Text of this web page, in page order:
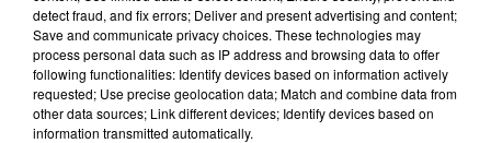
detect fraud, and fix errors; Deliver and present advertising and content;
Save and communicate privacy choices. These technologies may
process personal data such as IP address and browsing data to offer
following functionalities: Identify devices based on information actively
requested; Use precise geolocation data; Match and combine data from
other data sources; Link different devices; Identify devices based on
information transmitted automatically.